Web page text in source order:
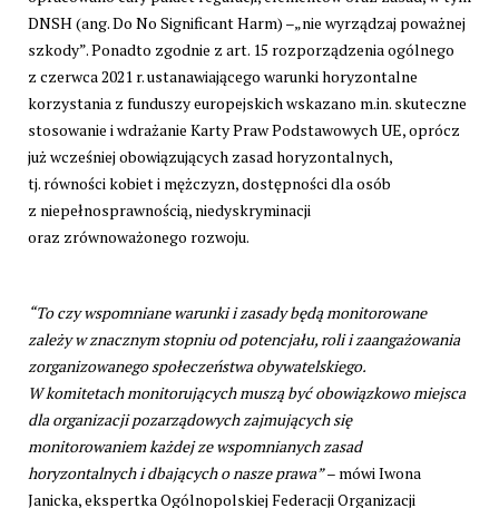
DNSH (ang. Do No Significant Harm) –„nie wyrządzaj poważnej
szkody”. Ponadto zgodnie z art. 15 rozporządzenia ogólnego
z czerwca 2021 r. ustanawiającego warunki horyzontalne
korzystania z funduszy europejskich wskazano m.in. skuteczne
stosowanie i wdrażanie Karty Praw Podstawowych UE, oprócz
już wcześniej obowiązujących zasad horyzontalnych,
tj. równości kobiet i mężczyzn, dostępności dla osób
z niepełnosprawnością, niedyskryminacji
oraz zrównoważonego rozwoju.
“To czy wspomniane warunki i zasady będą monitorowane
zależy w znacznym stopniu od potencjału, roli i zaangażowania
zorganizowanego społeczeństwa obywatelskiego.
W komitetach monitorujących muszą być obowiązkowo miejsca
dla organizacji pozarządowych zajmujących się
monitorowaniem każdej ze wspomnianych zasad
horyzontalnych i dbających o nasze prawa”– mówi Iwona
Janicka, ekspertka Ogólnopolskiej Federacji Organizacji